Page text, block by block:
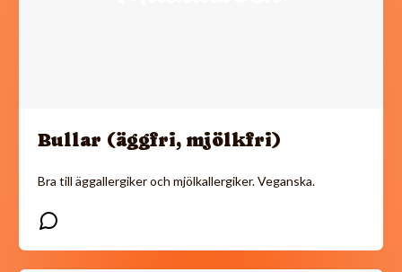
Bullar (äggfri, mjölkfri)
Bra till äggallergiker och mjölkallergiker. Veganska.